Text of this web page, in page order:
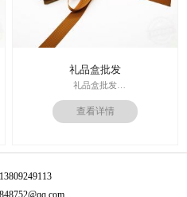
礼品盒批发
礼品盒批发
印刷技术： 专色印刷
面纸：特种纸
内材料：1500克灰板
价格：根据材质及工艺、数量报
周期：签订合同确认样板后7-15个工
查看详情